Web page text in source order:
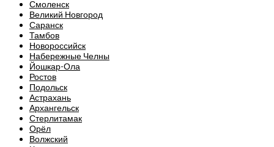
Смоленск
Великий Новгород
Саранск
Тамбов
Новороссийск
Набережные Челны
Йошкар-Ола
Ростов
Подольск
Астрахань
Архангельск
Стерлитамак
Орёл
Волжский